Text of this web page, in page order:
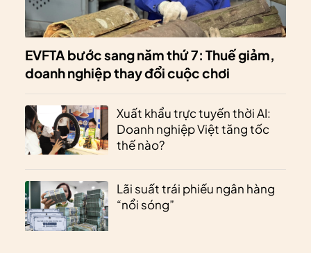
EVFTA bước sang năm thứ 7: Thuế giảm,
doanh nghiệp thay đổi cuộc chơi
Xuất khẩu trực tuyến thời AI:
Doanh nghiệp Việt tăng tốc
thế nào?
Lãi suất trái phiếu ngân hàng
“nổi sóng”